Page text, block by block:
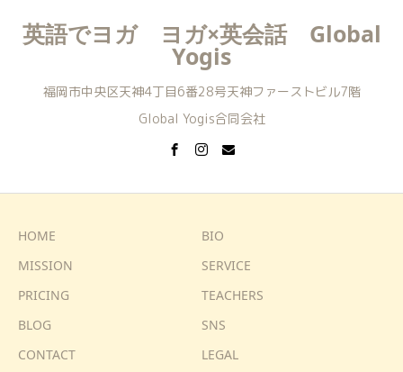
英語でヨガ ヨガ×英会話 Global
Yogis
福岡市中央区天神4丁目6番28号天神ファーストビル7階
Global Yogis合同会社
HOME
BIO
MISSION
SERVICE
PRICING
TEACHERS
BLOG
SNS
CONTACT
LEGAL